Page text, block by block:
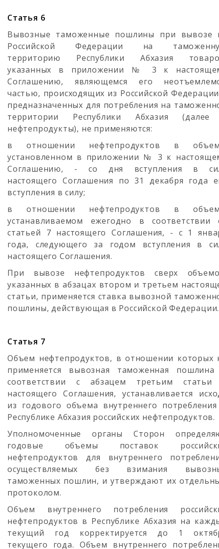
Статья 6
Вывозные таможенные пошлины при вывозе
Российской Федерации на
территорию Республики Абхазия
указанных в приложении № 3 к
Соглашению, являющемся его
частью, происходящих из Российской
предназначенных для потребления на
территории Республики Абхазия
нефтепродукты), не применяются:
в отношении нефтепродуктов в
установленном в приложении № 3 к
Соглашению, - со дня вступления в
настоящего Соглашения по 31 декабря года
вступления в силу;
в отношении нефтепродуктов в
устанавливаемом ежегодно в соответствии
статьей 7 настоящего Соглашения, - с 1
года, следующего за годом вступления в
настоящего Соглашения.
При вывозе нефтепродуктов сверх
указанных в абзацах втором и третьем
статьи, применяется ставка вывозной
пошлины, действующая в Российской Федерации.
Статья 7
Объем нефтепродуктов, в отношении которых
применяется вывозная таможенная
соответствии с абзацем третьим
настоящего Соглашения, устанавливается
из годового объема внутреннего
Республике Абхазия российских нефтепродуктов.
Уполномоченные органы Сторон
годовые объемы поставок
нефтепродуктов для внутреннего
осуществляемых без взимания
таможенных пошлин, и утверждают их
протоколом.
Объем внутреннего потребления
нефтепродуктов в Республике Абхазия на
текущий год корректируется до 1
текущего года. Объем внутреннего